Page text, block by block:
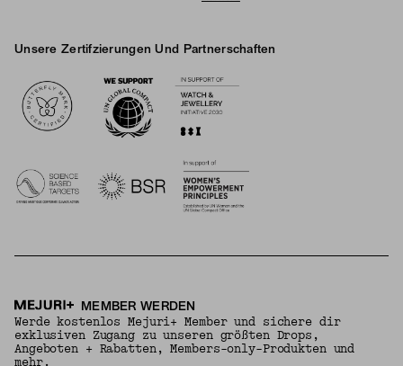
Unsere Zertifzierungen Und Partnerschaften
MEMBER WERDEN
Werde kostenlos Mejuri+ Member und sichere dir
exklusiven Zugang zu unseren größten Drops,
Angeboten + Rabatten, Members-only-Produkten und
mehr.